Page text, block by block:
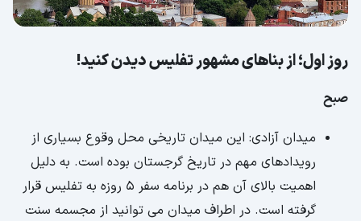
روز اول؛ از بناهای مشهور تفلیس دیدن کنید!
صبح
میدان آزادی: این میدان تاریخی محل وقوع بسیاری از
رویدادهای مهم در تاریخ گرجستان بوده است. به دلیل
اهمیت بالای آن هم در برنامه سفر 5 روزه به تفلیس قرار
گرفته است. در اطراف میدان می توانید از مجسمه سنت